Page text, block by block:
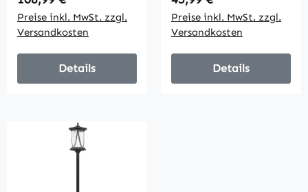
Solarleuchte im
Boho-Stil IP44
Preise inkl. MwSt. zzgl.
Versandkosten
Details
Boho-Stil IP44
Spritzwassergeschüt
zt Schwarz+Grau
Preise inkl. MwSt. zzgl.
Versandkosten
Details